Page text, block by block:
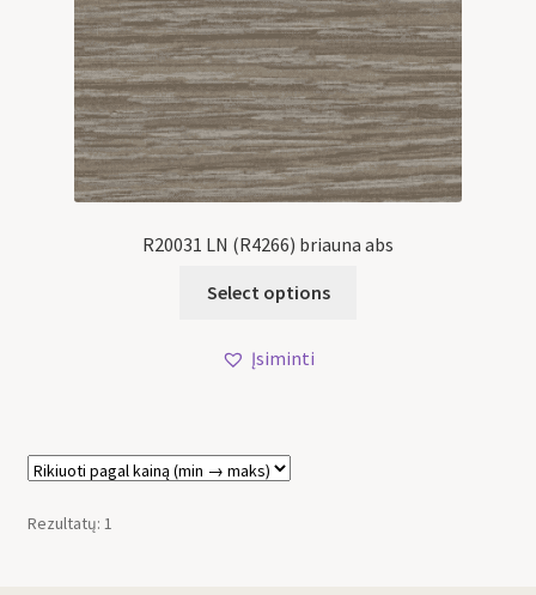
R20031 LN (R4266) briauna abs
Select options
Įsiminti
Rezultatų: 1